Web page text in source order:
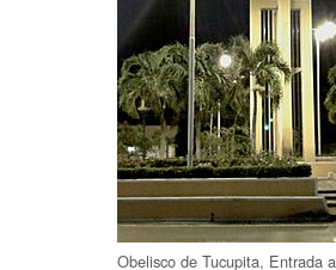
Obelisco de Tucupita, Entrada